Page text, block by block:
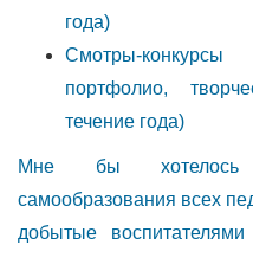
года)
Смотры-
портфолио,
течение года)
Мне бы хотелось
самообразования всех
добытые